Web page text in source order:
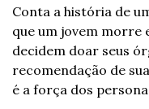
Conta a história de
que um jovem morre
decidem doar seus
recomendação de
é a força dos